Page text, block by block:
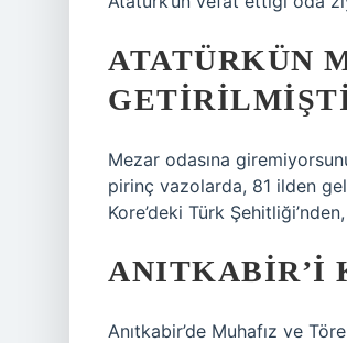
ATATÜRKÜN
Mezar odasına
pirinç vazolarda, 81 ilden
Kore’deki Türk
ANITKABIR’I
Anıtkabir’de Muhafız ve